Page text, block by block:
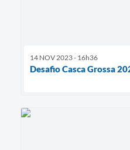
14 NOV 2023 - 16h36
Desafio Casca Grossa